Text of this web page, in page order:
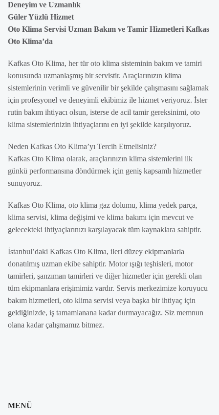
Deneyim ve Uzmanlık
Güler Yüzlü Hizmet
Oto Klima Servisi Uzman Bakım ve Tamir Hizmetleri Kafkas
Oto Klima’da
Kafkas Oto Klima, her tür oto klima sisteminin bakım ve tamiri
konusunda uzmanlaşmış bir servistir. Araçlarınızın klima
sistemlerinin verimli ve güvenilir bir şekilde çalışmasını sağlamak
için profesyonel ve deneyimli ekibimiz ile hizmet veriyoruz. İster
rutin bakım ihtiyacı olsun, isterse de acil tamir gereksinimi, oto
klima sistemlerinizin ihtiyaçlarını en iyi şekilde karşılıyoruz.
Neden Kafkas Oto Klima’yı Tercih Etmelisiniz?
Kafkas Oto Klima olarak, araçlarınızın klima sistemlerini ilk
günkü performansına döndürmek için geniş kapsamlı hizmetler
sunuyoruz.
Kafkas Oto Klima, oto klima gaz dolumu, klima yedek parça,
klima servisi, klima değişimi ve klima bakımı için mevcut ve
gelecekteki ihtiyaçlarınızı karşılayacak tüm kaynaklara sahiptir.
İstanbul’daki Kafkas Oto Klima, ileri düzey ekipmanlarla
donatılmış uzman ekibe sahiptir. Motor ışığı teşhisleri, motor
tamirleri, şanzıman tamirleri ve diğer hizmetler için gerekli olan
tüm ekipmanlara erişimimiz vardır. Servis merkezimize koruyucu
bakım hizmetleri, oto klima servisi veya başka bir ihtiyaç için
geldiğinizde, iş tamamlanana kadar durmayacağız. Siz memnun
olana kadar çalışmamız bitmez.
MENÜ